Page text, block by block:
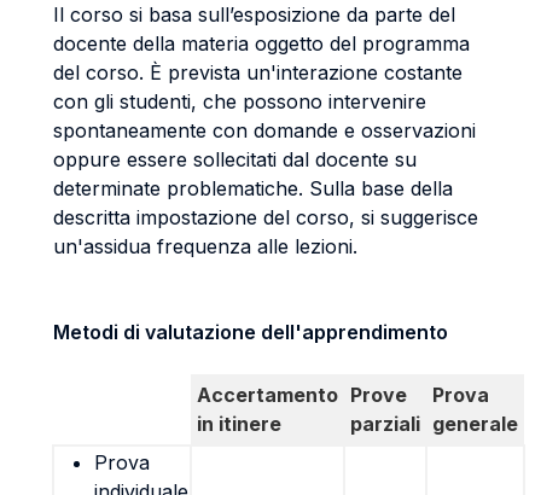
Il corso si basa sull’esposizione da parte del
docente della materia oggetto del programma
del corso. È prevista un'interazione costante
con gli studenti, che possono intervenire
spontaneamente con domande e osservazioni
oppure essere sollecitati dal docente su
determinate problematiche. Sulla base della
descritta impostazione del corso, si suggerisce
un'assidua frequenza alle lezioni.
Metodi di valutazione dell'apprendimento
Accertamento
in itinere
Prove
parziali
Prova
generale
Prova